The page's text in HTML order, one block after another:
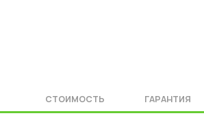
СТОИМОСТЬ ГАРАНТИЯ